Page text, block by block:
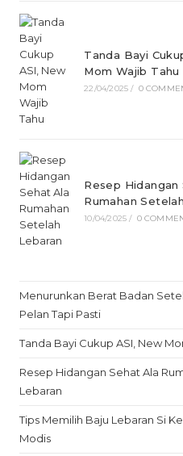
Tanda Bayi
Mom Wajib Tahu
22/04/2025 / 0
Resep Hidangan
Rumahan
10/04/2025 / 0
Menurunkan Berat Badan
Pelan Tapi Pasti
Tanda Bayi Cukup ASI, New
Resep Hidangan Sehat Ala
Lebaran
Tips Memilih Baju Lebaran Si
Modis